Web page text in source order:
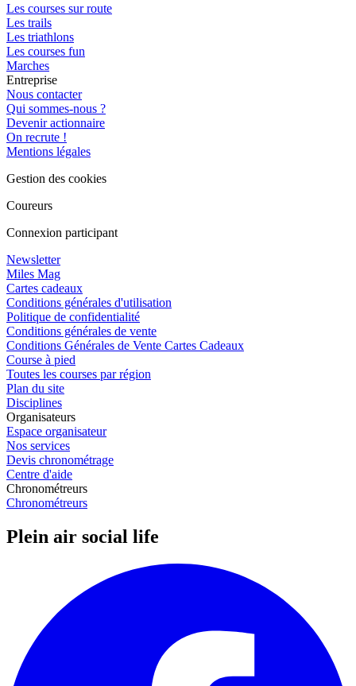
Les courses sur route
Les trails
Les triathlons
Les courses fun
Marches
Entreprise
Nous contacter
Qui sommes-nous ?
Devenir actionnaire
On recrute !
Mentions légales
Gestion des cookies
Coureurs
Connexion participant
Newsletter
Miles Mag
Cartes cadeaux
Conditions générales d'utilisation
Politique de confidentialité
Conditions générales de vente
Conditions Générales de Vente Cartes Cadeaux
Course à pied
Toutes les courses par région
Plan du site
Disciplines
Organisateurs
Espace organisateur
Nos services
Devis chronométrage
Centre d'aide
Chronométreurs
Chronométreurs
Plein air social life